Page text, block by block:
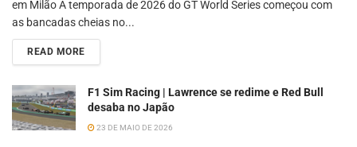
em Milão A temporada de 2026 do GT World Series começou com
as bancadas cheias no...
READ MORE
F1 Sim Racing | Lawrence se redime e Red Bull
desaba no Japão
23 DE MAIO DE 2026